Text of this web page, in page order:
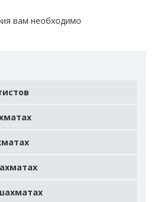
вам необходимо